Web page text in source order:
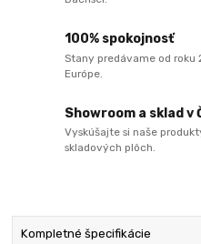
100% spokojnosť
Stany predávame od roku
Európe.
Showroom a sklad v
Vyskúšajte si naše
skladových plôch.
Kompletné špecifikácie